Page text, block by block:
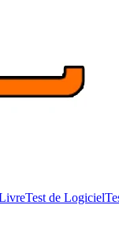
Test de Logiciel